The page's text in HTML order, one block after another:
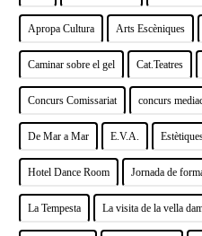
Apropa Cultura Arts Escèniques
Caminar sobre el gel Cat.Teatres
Concurs Comissariat concurs
De Mar a Mar E.V.A.
Hotel Dance Room Jornada de
La Tempesta La visita de la vella